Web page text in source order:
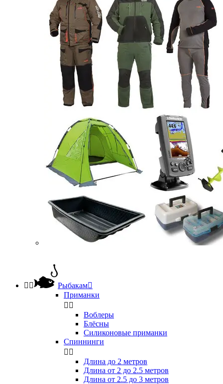
  Рыбакам
Приманки
 
Воблеры
Блёсны
Силиконовые приманки
Спиннинги
 
Длина до 2 метров
Длина от 2 до 2.5 метров
Длина от 2.5 до 3 метров